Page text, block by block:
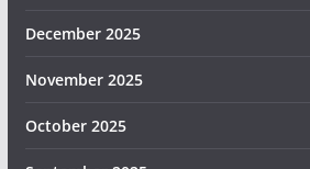
December 2025
November 2025
October 2025